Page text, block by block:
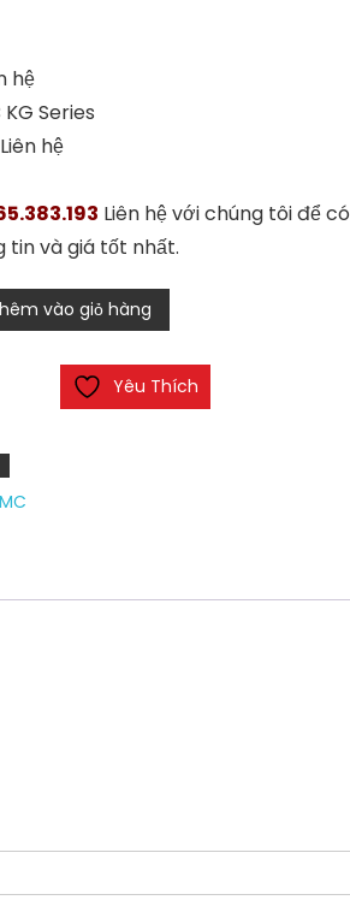
hệ
Series
hệ
Liên hệ với chúng tôi để có
tin và giá tốt nhất.
vào giỏ hàng
Yêu Thích